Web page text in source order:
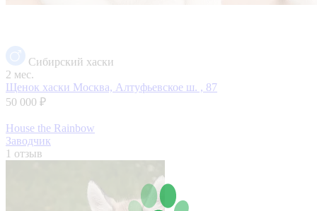
Сибирский хаски
2 мес.
Щенок хаски Москва, Алтуфьевское ш. , 87
50 000 ₽
House the Rainbow
Заводчик
1 отзыв